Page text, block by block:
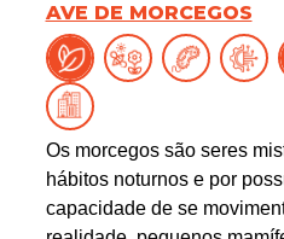
AVE DE MORCEGOS
Os morcegos são seres
hábitos noturnos e por
capacidade de se